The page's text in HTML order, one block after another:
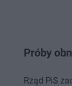
Próby
Rząd PiS